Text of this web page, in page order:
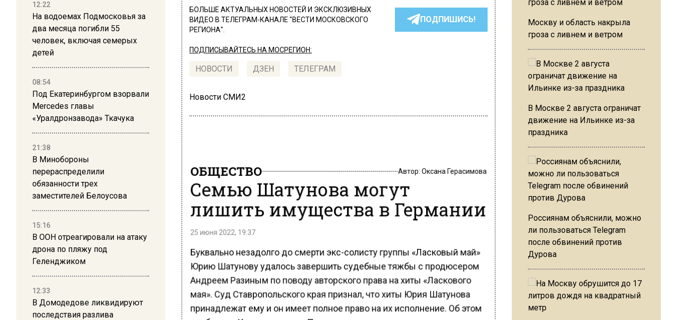
12:22
На водоемах Подмосковья за
два месяца погибли 55
человек, включая семерых
детей
08:54
Под Екатеринбургом взорвали
Mercedes главы
«Уралдронзавода» Ткачука
21:38
В Минобороны
перераспределили
обязанности трех
заместителей Белоусова
15:16
В ООН отреагировали на атаку
дрона по пляжу под
Геленджиком
12:33
В Домодедове ликвидируют
последствия разлива
БОЛЬШЕ АКТУАЛЬНЫХ НОВОСТЕЙ И ЭКСКЛЮЗИВНЫХ
ВИДЕО В ТЕЛЕГРАМ-КАНАЛЕ "ВЕСТИ МОСКОВСКОГО
РЕГИОНА".
ПОДПИШИСЬ!
ПОДПИСЫВАЙТЕСЬ НА МОСРЕГИОН:
НОВОСТИ ДЗЕН ТЕЛЕГРАМ
Новости СМИ2
ОБЩЕСТВО Автор:Оксана Герасимова
Семью Шатунова могут
лишить имущества в Германии
25 июня 2022, 19:37
Буквально незадолго до смерти экс-солисту группы «Ласковый май»
Юрию Шатунову удалось завершить судебные тяжбы с продюсером
Андреем Разиным по поводу авторского права на хиты «Ласкового
мая». Суд Ставропольского края признал, что хиты Юрия Шатунова
принадлежат ему и он имеет полное право на их исполнение. Об этом
Москву и область накрыла
гроза с ливнем и ветром
В Москве 2 августа ограничат
движение на Ильинке из-за
праздника
Россиянам объяснили, можно
ли пользоваться Telegram
после обвинений против
Дурова